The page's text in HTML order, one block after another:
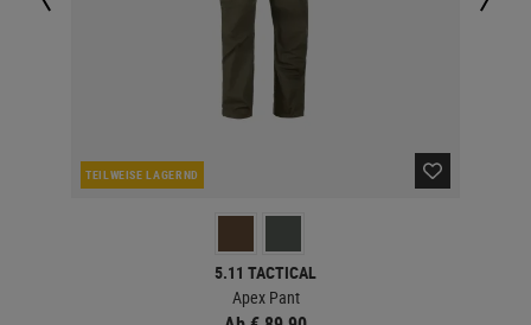
TEILWEISE LAGERND
5.11 TACTICAL
Apex Pant